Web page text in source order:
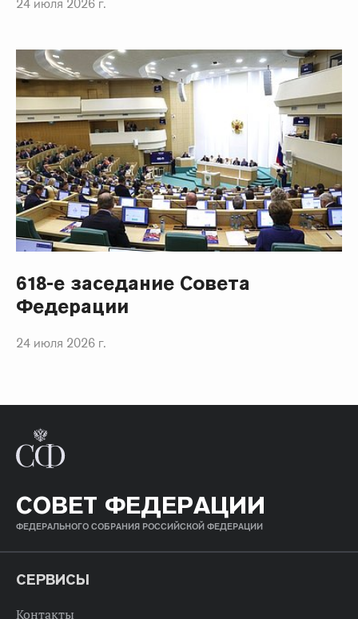
24 июля 2026 г.
618-е заседание Совета
Федерации
24 июля 2026 г.
СОВЕТ ФЕДЕРАЦИИ
ФЕДЕРАЛЬНОГО СОБРАНИЯ РОССИЙСКОЙ ФЕДЕРАЦИИ
СЕРВИСЫ
Контакты